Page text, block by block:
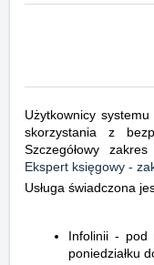
Użytkownicy
skorzystania z
Szczegółowy
Ekspert księgowy -
Usługa świadczona
Infolinii - pod
poniedziałku